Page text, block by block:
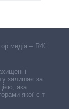
медіа – R40-
і
залишає за
яка
якої є треті